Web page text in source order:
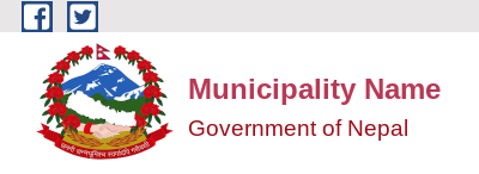
Skip to main content
Municipality Name
Government of Nepal